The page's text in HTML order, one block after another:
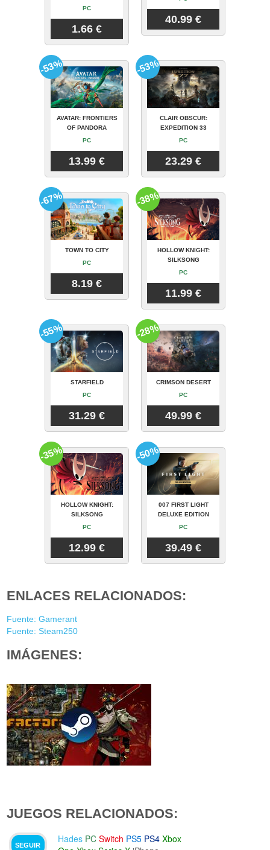
PC
1.66 €
40.99 €
AVATAR: FRONTIERS
OF PANDORA
PC
13.99 €
-53%
CLAIR OBSCUR:
EXPEDITION 33
PC
23.29 €
-53%
TOWN TO CITY
PC
8.19 €
-67%
HOLLOW KNIGHT:
SILKSONG
PC
11.99 €
-38%
STARFIELD
PC
31.29 €
-55%
CRIMSON DESERT
PC
49.99 €
-28%
HOLLOW KNIGHT:
SILKSONG
PC
12.99 €
-35%
007 FIRST LIGHT
DELUXE EDITION
PC
39.49 €
-50%
ENLACES RELACIONADOS:
Fuente: Gamerant
Fuente: Steam250
IMÁGENES:
JUEGOS RELACIONADOS:
SEGUIR
Hades PC Switch PS5 PS4 Xbox